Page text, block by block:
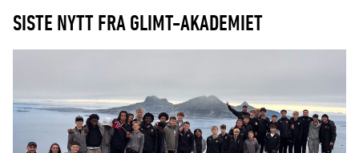
SISTE NYTT FRA GLIMT-AKADEMIET